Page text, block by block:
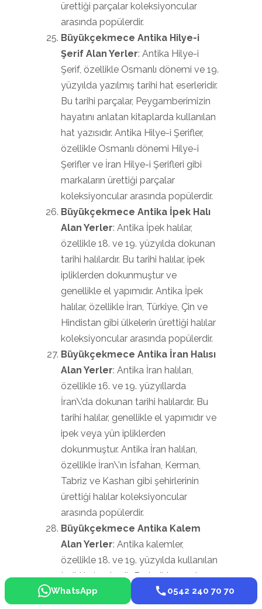
ürettiği parçalar koleksiyoncular
arasında popülerdir.
Büyükçekmece Antika Hilye-i
Şerif Alan Yerler: Antika Hilye-i
Şerif, özellikle Osmanlı dönemi ve 19.
yüzyılda yazılmış tarihi hat eserleridir.
Bu tarihi parçalar, Peygamberimizin
hayatını anlatan kitaplarda kullanılan
hat yazısıdır. Antika Hilye-i Şerifler,
özellikle Osmanlı dönemi Hilye-i
Şerifler ve İran Hilye-i Şerifleri gibi
markaların ürettiği parçalar
koleksiyoncular arasında popülerdir.
Büyükçekmece Antika İpek Halı
Alan Yerler: Antika İpek halılar,
özellikle 18. ve 19. yüzyılda dokunan
tarihi halılardır. Bu tarihi halılar, ipek
ipliklerden dokunmuştur ve
genellikle el yapımıdır. Antika İpek
halılar, özellikle İran, Türkiye, Çin ve
Hindistan gibi ülkelerin ürettiği halılar
koleksiyoncular arasında popülerdir.
Büyükçekmece Antika İran Halısı
Alan Yerler: Antika İran halıları,
özellikle 16. ve 19. yüzyıllarda
İran\’da dokunan tarihi halılardır. Bu
tarihi halılar, genellikle el yapımıdır ve
ipek veya yün ipliklerden
dokunmuştur. Antika İran halıları,
özellikle İran\’ın İsfahan, Kerman,
Tabriz ve Kashan gibi şehirlerinin
ürettiği halılar koleksiyoncular
arasında popülerdir.
Büyükçekmece Antika Kalem
Alan Yerler: Antika kalemler,
özellikle 18. ve 19. yüzyılda kullanılan
tarihi kalemlerdir. Bu tarihi parçalar,
genellikle bakır, altın veya gümüş
WhatsApp 0542 240 70 70